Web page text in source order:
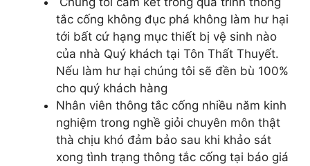
tắc cống không đục phá không làm hư hại
tới bất cứ hạng mục thiết bị vệ sinh nào
của nhà Quý khách tại Tôn Thất Thuyết.
Nếu làm hư hại chúng tôi sẽ đền bù 100%
cho quý khách hàng
Nhân viên thông tắc cống nhiều năm kinh
nghiệm trong nghề giỏi chuyên môn thật
thà chịu khó đảm bảo sau khi khảo sát
xong tình trạng thông tắc cống tại báo giá